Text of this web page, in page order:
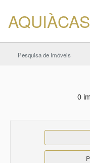
Pesquisa de Imóveis
0